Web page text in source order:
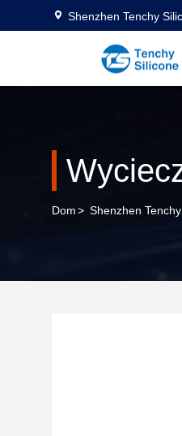
Shenzhen Tenchy
Dom> Shenzhen